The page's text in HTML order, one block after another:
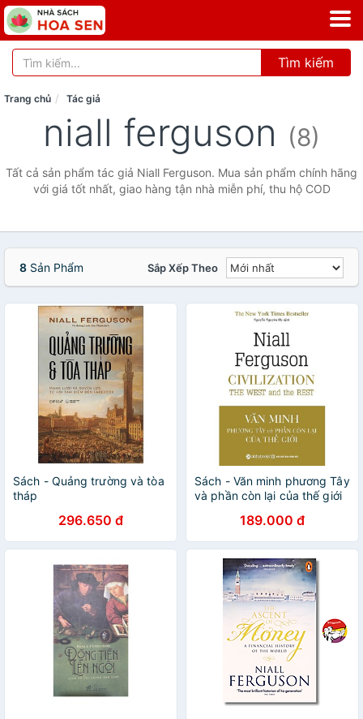
Tìm kiếm
Trang chủ Tác giả
niall ferguson (8)
Tất cả sản phẩm tác giả Niall Ferguson. Mua sản phẩm chính hãng
với giá tốt nhất, giao hàng tận nhà miễn phí, thu hộ COD
8 Sản Phẩm Sắp Xếp Theo
Sách - Quảng trường và tòa
tháp
296.650 đ
Sách - Văn minh phương Tây
và phần còn lại của thế giới
189.000 đ